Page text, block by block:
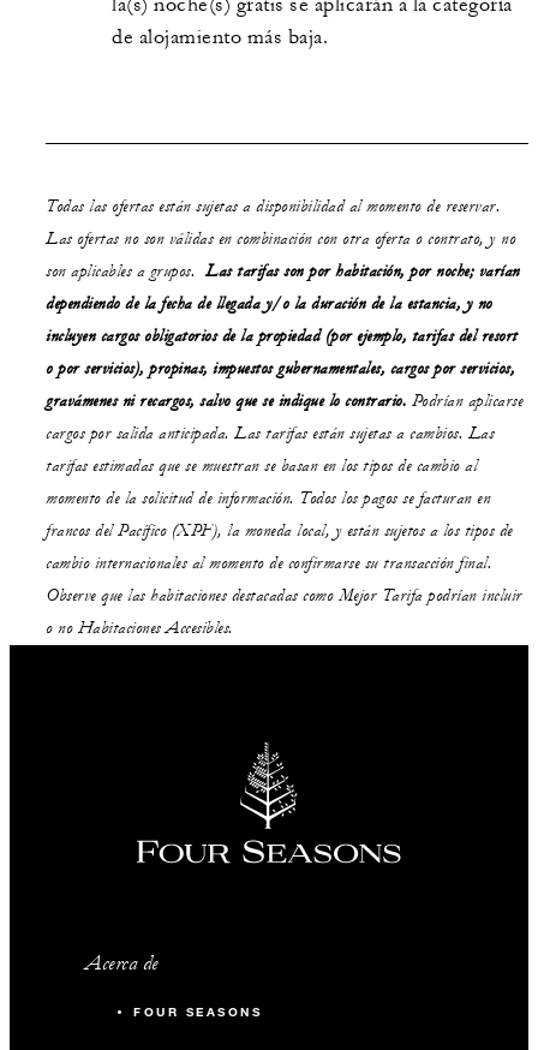
la(s) noche(s) gratis se aplicarán a la categoría
de alojamiento más baja.
Todas las ofertas están sujetas a disponibilidad al momento de reservar.
Las ofertas no son válidas en combinación con otra oferta o contrato, y no
son aplicables a grupos. Las tarifas son por habitación, por noche; varían
dependiendo de la fecha de llegada y/o la duración de la estancia, y no
incluyen cargos obligatorios de la propiedad (por ejemplo, tarifas del resort
o por servicios), propinas, impuestos gubernamentales, cargos por servicios,
gravámenes ni recargos, salvo que se indique lo contrario. Podrían aplicarse
cargos por salida anticipada. Las tarifas están sujetas a cambios. Las
tarifas estimadas que se muestran se basan en los tipos de cambio al
momento de la solicitud de información. Todos los pagos se facturan en
francos del Pacífico (XPF), la moneda local, y están sujetos a los tipos de
cambio internacionales al momento de confirmarse su transacción final.
Observe que las habitaciones destacadas como Mejor Tarifa podrían incluir
o no Habitaciones Accesibles.
Acerca de
FOUR SEASONS